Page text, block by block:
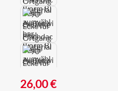
Regulärer Preis:
26,00 €